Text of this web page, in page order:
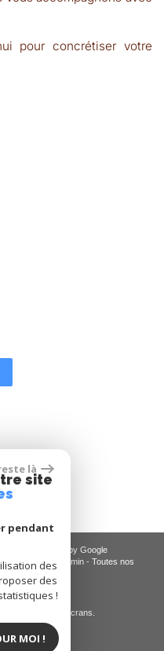
pour concrétiser votre
powered by Google
Liens Admin- Toutes nos
supports,
tous les types d'écrans.
là
site
pendant
des
des
!
MOI !